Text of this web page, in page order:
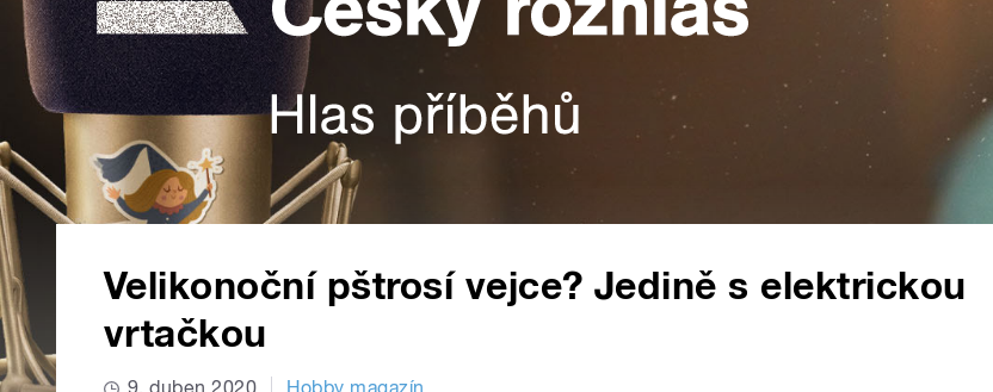
Velikonoční pštrosí vejce? Jedině s elektrickou
vrtačkou